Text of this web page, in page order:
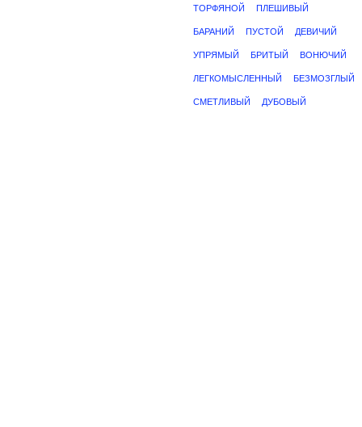
ТОРФЯНОЙ ПЛЕШИВЫЙ
БАРАНИЙ ПУСТОЙ ДЕВИЧИЙ
УПРЯМЫЙ БРИТЫЙ ВОНЮЧИЙ
ЛЕГКОМЫСЛЕННЫЙ БЕЗМОЗГЛЫЙ
СМЕТЛИВЫЙ ДУБОВЫЙ